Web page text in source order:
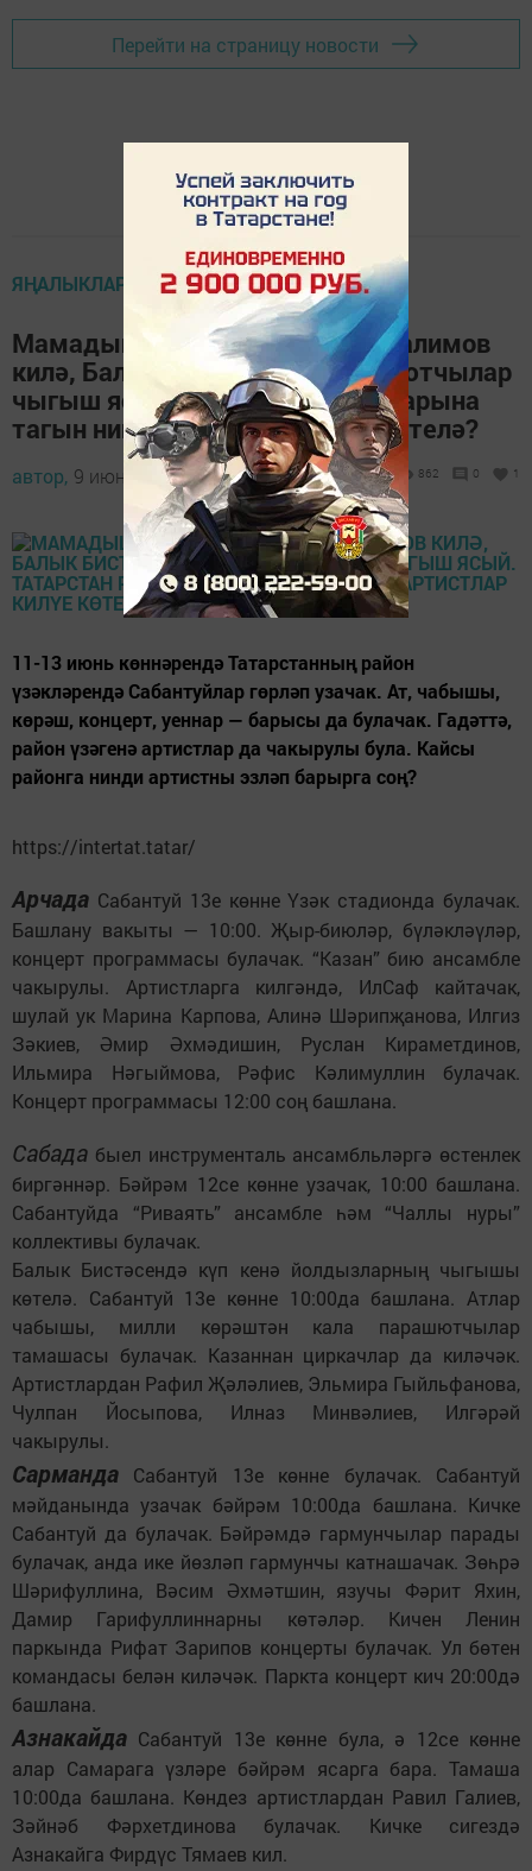
Перейти на страницу новости
ЯҢАЛЫКЛАР ТАСМАСЫ
Мамадыш Сабан туена Айдар Галимов
килә, Балык Бистәсендә парашютчылар
чыгыш ясый. Татарстан районнарына
тагын нинди артистлар килүе көтелә?
автор, 9 июнь 2021 - 20:05 862 0 1
11-13 июнь көннәрендә Татарстанның район
үзәкләрендә Сабантуйлар гөрләп узачак. Ат, чабышы,
көрәш, концерт, уеннар — барысы да булачак. Гадәттә,
район үзәгенә артистлар да чакырулы була. Кайсы
районга нинди артистны эзләп барырга соң?
https://intertat.tatar/
Арчада Сабантуй 13е көнне Үзәк стадионда булачак.
Башлану вакыты — 10:00. Җыр-биюләр, бүләкләүләр,
концерт программасы булачак. “Казан” бию ансамбле
чакырулы. Артистларга килгәндә, ИлСаф кайтачак,
шулай ук Марина Карпова, Алинә Шәрипҗанова, Илгиз
Зәкиев, Әмир Әхмәдишин, Руслан Кираметдинов,
Ильмира Нәгыймова, Рәфис Кәлимуллин булачак.
Концерт программасы 12:00 соң башлана.
Сабада быел инструменталь ансамбльләргә өстенлек
биргәннәр. Бәйрәм 12се көнне узачак, 10:00 башлана.
Сабантуйда “Риваять” ансамбле һәм “Чаллы нуры”
коллективы булачак.
Балык Бистәсендә күп кенә йолдызларның чыгышы
көтелә. Сабантуй 13е көнне 10:00да башлана. Атлар
чабышы, милли көрәштән кала парашютчылар
тамашасы булачак. Казаннан циркачлар да киләчәк.
Артистлардан Рафил Җәләлиев, Эльмира Гыйльфанова,
Чулпан Йосыпова, Илназ Минвәлиев, Илгәрәй
чакырулы.
Сарманда Сабантуй 13е көнне булачак. Сабантуй
мәйданында узачак бәйрәм 10:00да башлана. Кичке
Сабантуй да булачак. Бәйрәмдә гармунчылар парады
булачак, анда ике йөзләп гармунчы катнашачак. Зөһрә
Шәрифуллина, Вәсим Әхмәтшин, язучы Фәрит Яхин,
Дамир Гарифуллиннарны көтәләр. Кичен Ленин
паркында Рифат Зарипов концерты булачак. Ул бөтен
командасы белән киләчәк. Паркта концерт кич 20:00дә
башлана.
Азнакайда Сабантуй 13е көнне була, ә 12се көнне
алар Самарага үзләре бәйрәм ясарга бара. Тамаша
10:00да башлана. Көндез артистлардан Равил Галиев,
Зәйнәб Фәрхетдинова булачак. Кичке сигездә
Азнакайга Фирдүс Тямаев кил.